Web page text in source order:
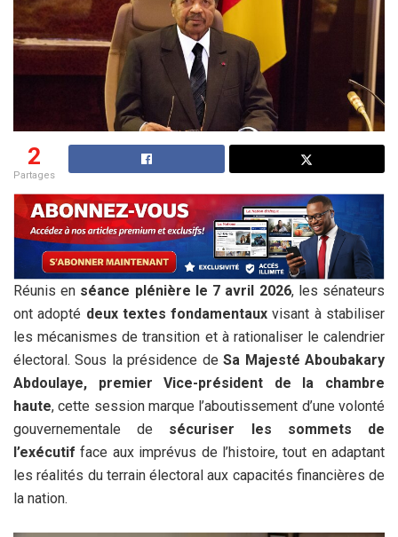
2
Partages
Réunis en séance plénière le 7 avril 2026, les sénateurs
ont adopté deux textes fondamentaux visant à stabiliser
les mécanismes de transition et à rationaliser le calendrier
électoral. Sous la présidence deSa Majesté Aboubakary
Abdoulaye, premier Vice-président de la chambre
haute, cette session marque l’aboutissement d’une volonté
gouvernementale de sécuriser les sommets de
l’exécutif face aux imprévus de l’histoire, tout en adaptant
les réalités du terrain électoral aux capacités financières de
la nation.